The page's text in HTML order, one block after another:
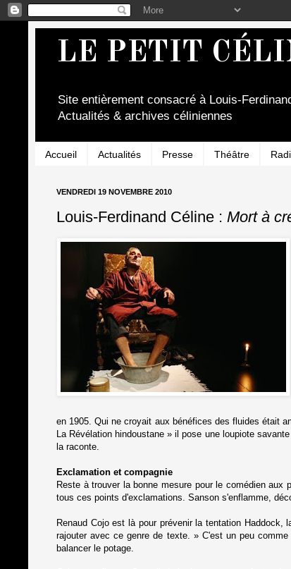
LE PETIT
Site entièrement consacré à Louis-
Actualités & archives céliniennes
Accueil Actualités Presse Théâtre
VENDREDI 19 NOVEMBRE 2010
Louis-Ferdinand Céline : Mort à
en 1905. Qui ne croyait aux bénéfices des fluides était
La Révélation hindoustane » il pose une loupiote
la raconte.
Exclamation et compagnie
Reste à trouver la bonne mesure pour le comédien
tous ces points d'exclamations. Sanson s'enflamme,
Renaud Cojo est là pour prévenir la tentation
rajouter avec ce genre de texte. » C'est un peu
balancer le potage.